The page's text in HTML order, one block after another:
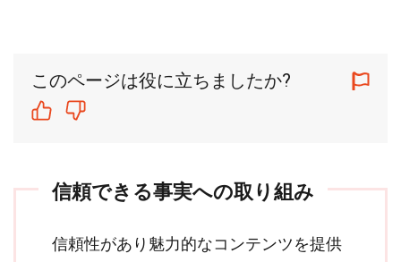
このページは役に立ちましたか?
信頼できる事実への取り組み
信頼性があり魅力的なコンテンツを提供